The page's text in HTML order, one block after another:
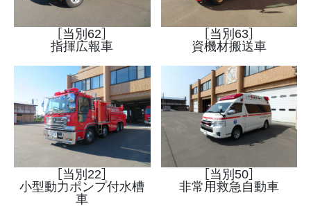
［当別62］
指揮広報車
［当別63］
資機材搬送車
［当別22］
小型動力ポンプ付水槽
車
［当別50］
非常用救急自動車